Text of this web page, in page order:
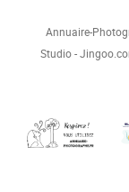
Annuaire-
Studio -